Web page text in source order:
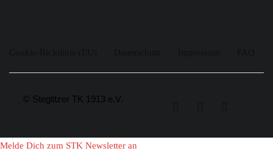
© Steglitzer TK 1913 e.V.
Melde Dich zum STK Newsletter an